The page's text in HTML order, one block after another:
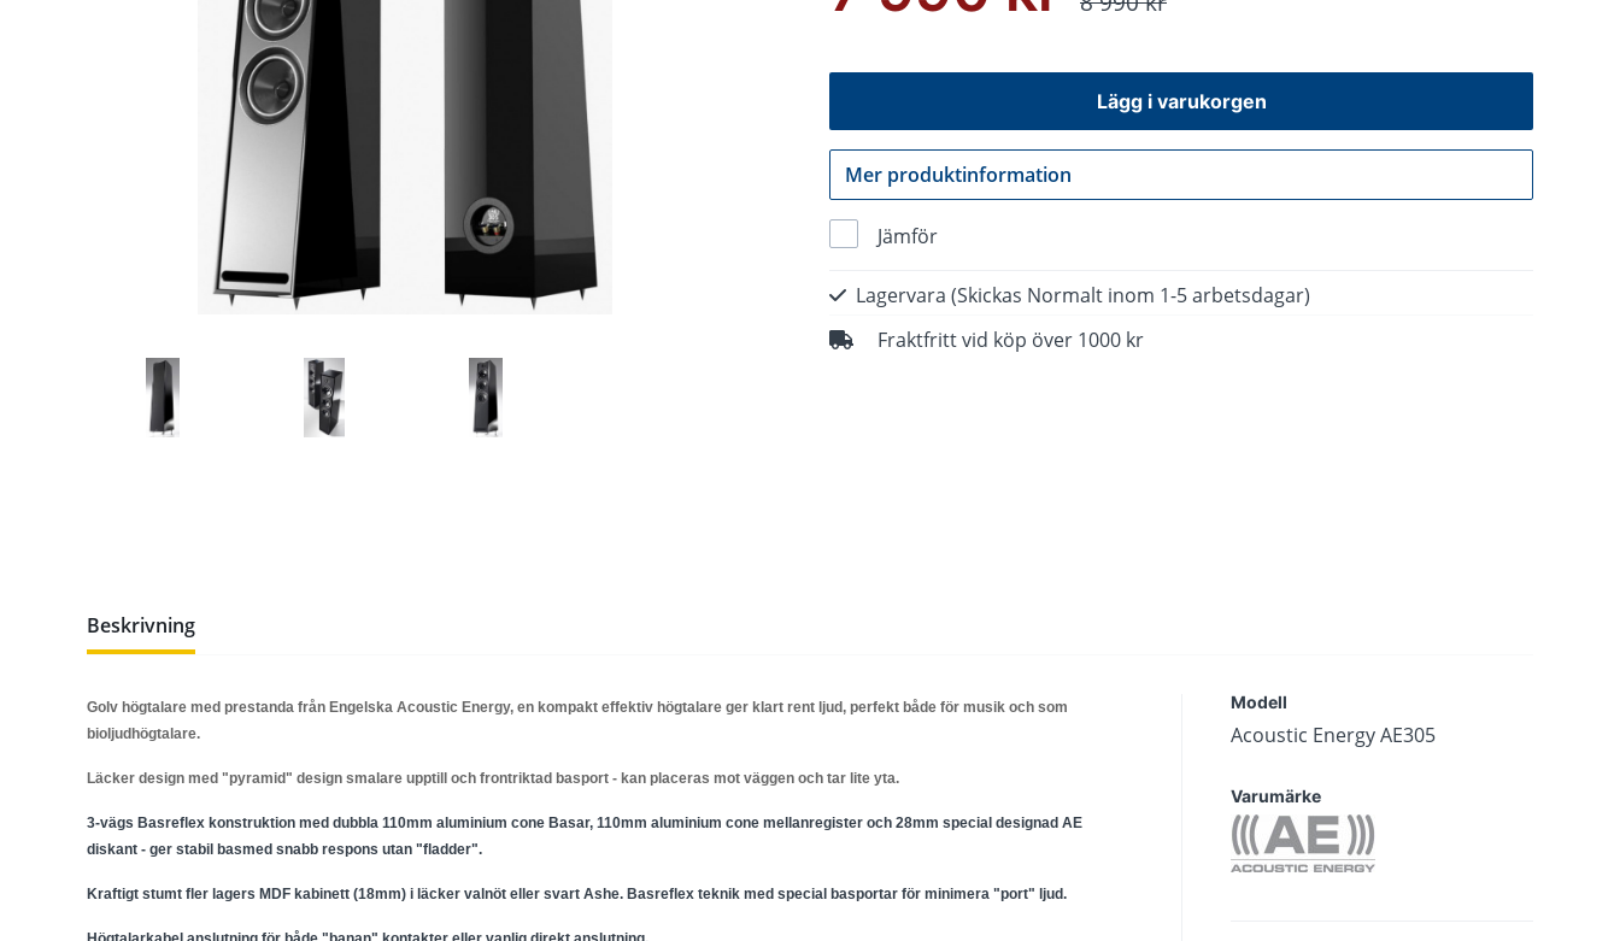
Lägg i varukorgen
Mer produktinformation
Jämför
Lagervara (Skickas Normalt inom 1-5 arbetsdagar)
Fraktfritt vid köp över 1000 kr
Beskrivning
Golv högtalare med prestanda från Engelska Acoustic Energy, en kompakt effektiv högtalare ger klart rent ljud, perfekt både för musik och som
bioljudhögtalare.
Läcker design med "pyramid" design smalare upptill och frontriktad basport - kan placeras mot väggen och tar lite yta.
3-vägs Basreflex konstruktion med dubbla 110mm aluminium cone Basar, 110mm aluminium cone mellanregister och 28mm special designad AE
diskant - ger stabil basmed snabb respons utan "fladder".
Kraftigt stumt fler lagers MDF kabinett (18mm) i läcker valnöt eller svart Ashe. Basreflex teknik med special basportar för minimera "port" ljud.
Modell
Acoustic Energy AE305
Varumärke